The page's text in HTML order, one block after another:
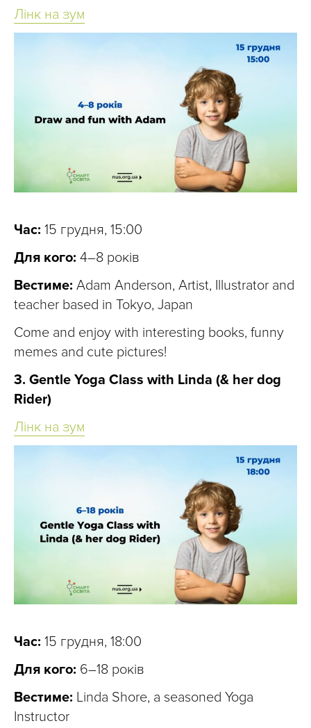
Лінк на зум
Час: 15 грудня, 15:00
Для кого: 4–8 років
Вестиме: Adam Anderson, Artist, Illustrator and
teacher based in Tokyo, Japan
Come and enjoy with interesting books, funny
memes and cute pictures!
3. Gentle Yoga Class with Linda (& her dog
Rider)
Лінк на зум
Час: 15 грудня, 18:00
Для кого: 6–18 років
Вестиме: Linda Shore, a seasoned Yoga
Instructor